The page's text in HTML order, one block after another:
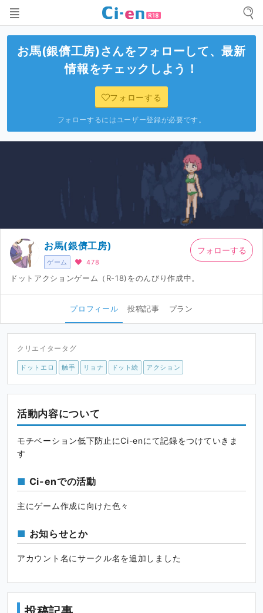
お馬(銀儕工房)さんをフォローして、最新
情報をチェックしよう！
フォローする
フォローするにはユーザー登録が必要です。
ゲーム
お馬(銀儕工房)
478
ドットアクションゲーム（R-18)をのんびり作成中。
フォローする
プロフィール 投稿記事 プラン
クリエイタータグ
ドットエロ 触手 リョナ ドット絵 アクション
活動内容について
モチベーション低下防止にCi-enにて記録をつけていきま
す
Ci-enでの活動
主にゲーム作成に向けた色々
お知らせとか
アカウント名にサークル名を追加しました